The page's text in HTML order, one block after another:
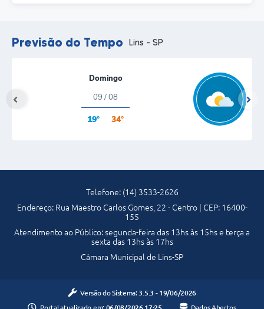
Previsão do Tempo Lins - SP
Domingo
09 / 08
19° 34°
Telefone: (14) 3533-2626
Endereço: Rua Maestro Carlos Gomes, 22 - Centro | CEP: 16400-
155
Atendimento ao Público: segunda-feira das 13hs às 15hs e terça a
sexta das 13hs às 17hs
Câmara Municipal de Lins-SP
Versão do Sistema: 3.5.3 - 19/06/2026